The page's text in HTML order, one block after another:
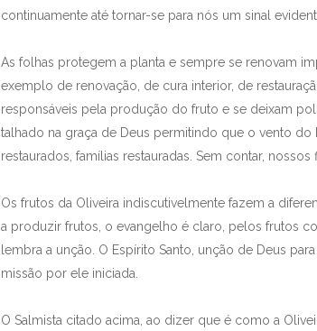
continuamente até tornar-se para nós um sinal
As folhas protegem a planta e sempre se renovam
exemplo de renovação, de cura interior, de
responsáveis pela produção do fruto e se deixam
talhado na graça de Deus permitindo que o vento
restaurados, famílias restauradas. Sem contar,
Os frutos da Oliveira indiscutivelmente fazem a
a produzir frutos, o evangelho é claro, pelos frutos
lembra a unção. O Espírito Santo, unção de Deus
missão por ele iniciada.
O Salmista citado acima, ao dizer que é como a